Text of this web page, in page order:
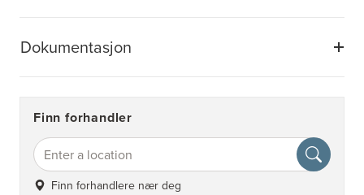
Dokumentasjon
Finn forhandler
Finn forhandlere nær deg